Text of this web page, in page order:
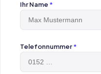
Ihr Name *
Telefonnummer*